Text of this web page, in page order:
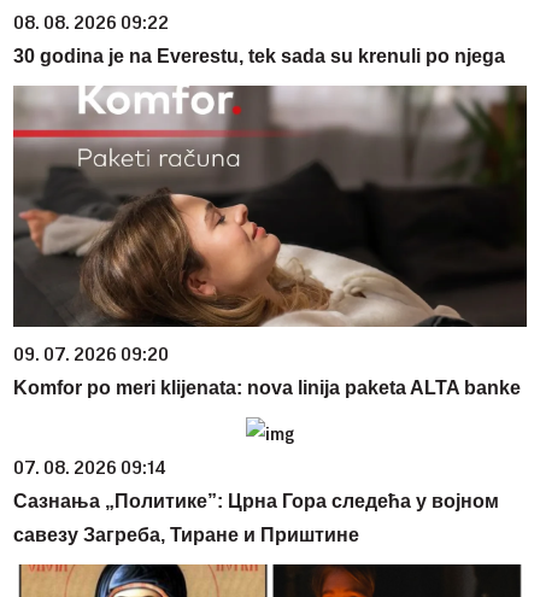
08. 08. 2026 09:22
30 godina je na Everestu, tek sada su krenuli po njega
09. 07. 2026 09:20
Komfor po meri klijenata: nova linija paketa ALTA banke
07. 08. 2026 09:14
Сазнања „Политике”: Црна Гора следећа у војном
савезу Загреба, Тиране и Приштине